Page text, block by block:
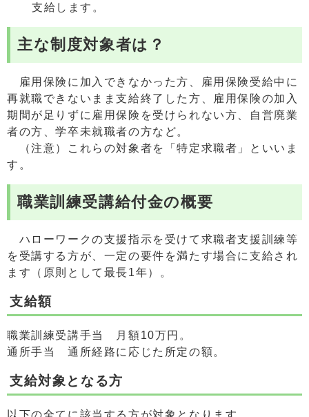
支給します。
主な制度対象者は？
雇用保険に加入できなかった方、雇用保険受給中に
再就職できないまま支給終了した方、雇用保険の加入
期間が足りずに雇用保険を受けられない方、自営廃業
者の方、学卒未就職者の方など。
（注意）これらの対象者を「特定求職者」といいま
す。
職業訓練受講給付金の概要
ハローワークの支援指示を受けて求職者支援訓練等
を受講する方が、一定の要件を満たす場合に支給され
ます（原則として最長1年）。
支給額
職業訓練受講手当 月額10万円。
通所手当 通所経路に応じた所定の額。
支給対象となる方
以下の全てに該当する方が対象となります。